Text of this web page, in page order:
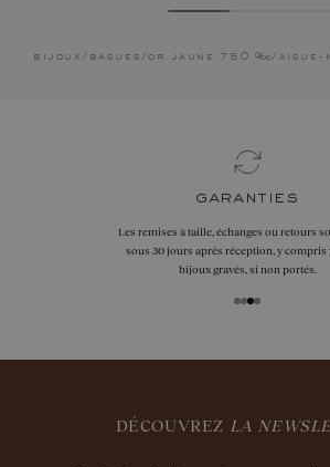
bijoux / bagues / or jaune 750 ‰ / aigue-
garanties
Les remises à taille, échanges ou retours
sous 30 jours après réception, y compris
bijoux gravés, si non portés.
DÉCOUVREZ LA